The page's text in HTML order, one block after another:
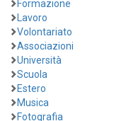
Formazione
Lavoro
Volontariato
Associazioni
Università
Scuola
Estero
Musica
Fotografia